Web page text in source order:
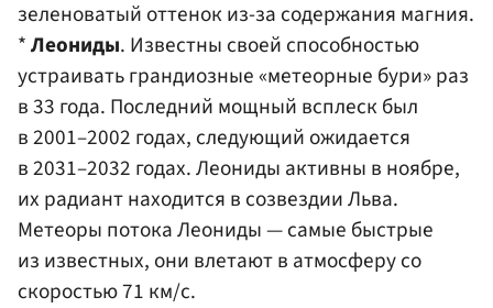
зеленоватый оттенок из-за содержания магния.
*Леониды. Известны своей способностью
устраивать грандиозные «метеорные бури» раз
в 33 года. Последний мощный всплеск был
в 2001–2002 годах, следующий ожидается
в 2031–2032 годах. Леониды активны в ноябре,
их радиант находится в созвездии Льва.
Метеоры потока Леониды — самые быстрые
из известных, они влетают в атмосферу со
скоростью 71 км/с.